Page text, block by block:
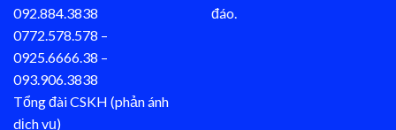
092.884.3838
0772.578.578 –
0925.6666.38 –
093.906.3838
Tổng đài CSKH (phản ánh
dịch vụ)
đáo.